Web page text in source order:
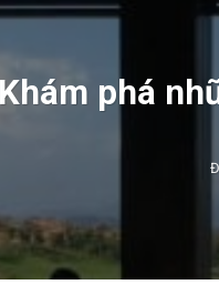
Khám phá